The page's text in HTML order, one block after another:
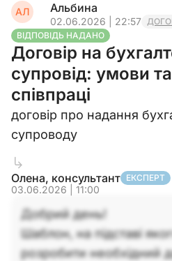
АЛ Альбина
02.06.2026 | 22:57
ВІДПОВІДЬ НАДАНО
Договір на
супровід: умови
співпраці
договір про надання
супроводу
Олена, консультант ЕКСПЕРТ
03.06.2026 | 11:00
Добрий день!
Шаблон, на підставі
розробити необхідний